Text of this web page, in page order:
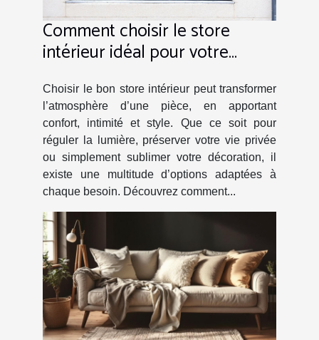
Comment choisir le store
intérieur idéal pour votre
Choisir le bon store intérieur peut transformer
l’atmosphère d’une pièce, en apportant
confort, intimité et style. Que ce soit pour
réguler la lumière, préserver votre vie privée
ou simplement sublimer votre décoration, il
existe une multitude d’options adaptées à
chaque besoin. Découvrez comment...